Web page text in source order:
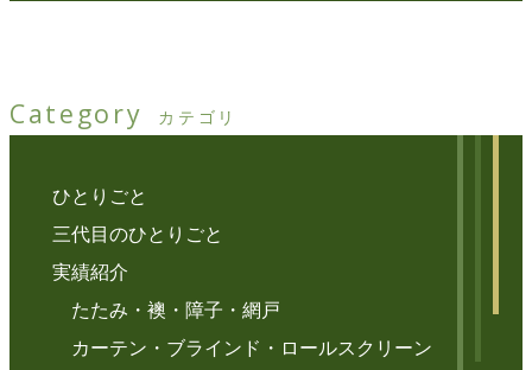
Category カテゴリ
ひとりごと
三代目のひとりごと
実績紹介
たたみ・襖・障子・網戸
カーテン・ブラインド・ロールスクリーン